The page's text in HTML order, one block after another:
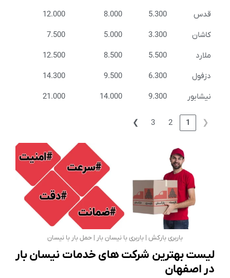
قدس
5.300
8.000
12.000
کاشان
3.300
5.000
7.500
ملارد
5.500
8.500
12.500
دزفول
6.300
9.500
14.300
نیشابور
9.300
14.000
21.000
❮
1
2
3
❯
باربری بارکش | باربری با نیسان بار | حمل بار با نیسان
لیست بهترین شرکت های خدمات نیسان بار
در اصفهان